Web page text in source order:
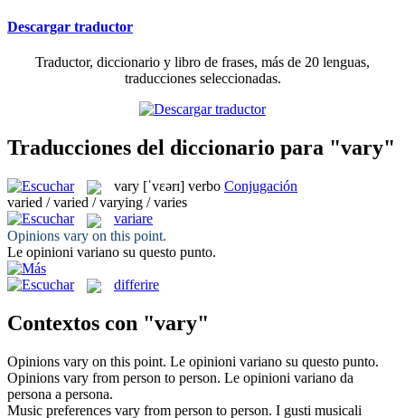
Descargar traductor
Traductor, diccionario y libro de frases, más de 20 lenguas,
traducciones seleccionadas.
Traducciones del diccionario para "vary"
vary [ˈvɛərɪ] verbo Conjugación
varied / varied / varying / varies
variare
Opinions vary on this point.
Le opinioni variano su questo punto.
differire
Contextos con "vary"
Opinions vary on this point. Le opinioni variano su questo punto.
Opinions vary from person to person. Le opinioni variano da
persona a persona.
Music preferences vary from person to person. I gusti musicali